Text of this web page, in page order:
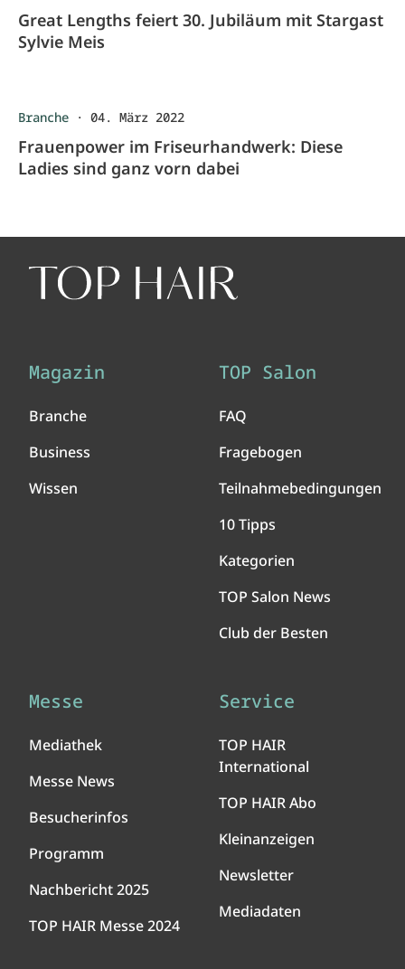
Great Lengths feiert 30. Jubiläum mit Stargast
Sylvie Meis
Branche · 04. März 2022
Frauenpower im Friseurhandwerk: Diese
Ladies sind ganz vorn dabei
Magazin
Branche
Business
Wissen
TOP Salon
FAQ
Fragebogen
Teilnahmebedingungen
10 Tipps
Kategorien
TOP Salon News
Club der Besten
Messe
Mediathek
Messe News
Besucherinfos
Programm
Nachbericht 2025
TOP HAIR Messe 2024
Service
TOP HAIR
International
TOP HAIR Abo
Kleinanzeigen
Newsletter
Mediadaten